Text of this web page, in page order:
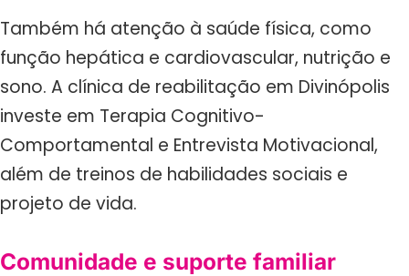
Também há atenção à saúde física, como
função hepática e cardiovascular, nutrição e
sono. A clínica de reabilitação em Divinópolis
investe em Terapia Cognitivo-
Comportamental e Entrevista Motivacional,
além de treinos de habilidades sociais e
projeto de vida.
Comunidade e suporte familiar